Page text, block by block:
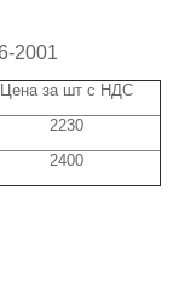
2001
Цена за шт с НДС
2230
2400